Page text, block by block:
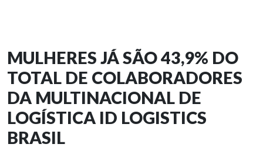
MULHERES JÁ SÃO 43,9% DO
TOTAL DE COLABORADORES
DA MULTINACIONAL DE
LOGÍSTICA ID LOGISTICS
BRASIL